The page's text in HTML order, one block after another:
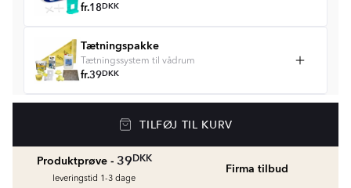
fr.18DKK
Tætningspakke
Tætningssystem til vådrum
fr.39DKK
Golvvärmepaket med termostat
Vådrumssilikone
TILFØJ TIL KURV
Produktprøve - 39DKK
leveringstid 1-3 dage
Firma tilbud